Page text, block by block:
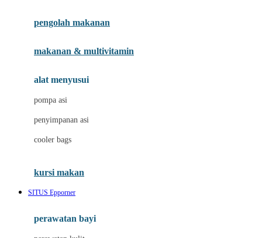
Joolz
Leclerc
Lee Vierra
Lillebaby
Little Bird Told Me
pengolah makanan
makanan & multivitamin
alat menyusui
pompa asi
penyimpanan asi
cooler bags
kursi makan
SITUS Epporner
perawatan bayi